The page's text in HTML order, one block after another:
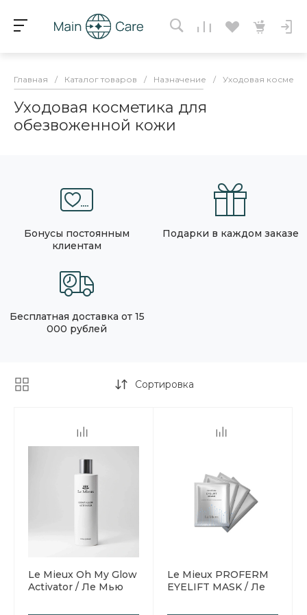
Главная / Каталог товаров / Назначение / Уходовая
Уходовая косметика для
обезвоженной кожи
Бонусы постоянным
клиентам
Подарки в каждом заказе
Бесплатная доставка от 15
000 рублей
Сортировка
Le Mieux Oh My Glow
Activator / Ле Мью
сыворотки с
Le Mieux PROFERM
EYELIFT MASK / Ле
лифтинга кожи